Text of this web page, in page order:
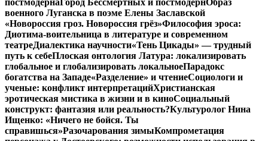
постмодернаГород Бессмертных и постмодернОбраз
военного Луганска в поэме Елены Заславской
«Новороссия гроз. Новороссия грёз»Философия эроса:
Диотима-воительница в литературе и современном
театреДиалектика научности«Тень Цикады» — трудный
путь к себеПлоская онтология Латура: локализировать
глобальное и глобализировать локальноеПарадокс
богатства на Западе«Разделение» и чтениеСоциологи и
ученые: конфликт интерпретацийХристианская
эротическая мистика в жизни и в киноСоциальный
конструкт: фантазия или реальность?Культуролог Нина
Ищенко: «Ничего не бойся. Ты
справишься»Разочарования зимыКомпрометация